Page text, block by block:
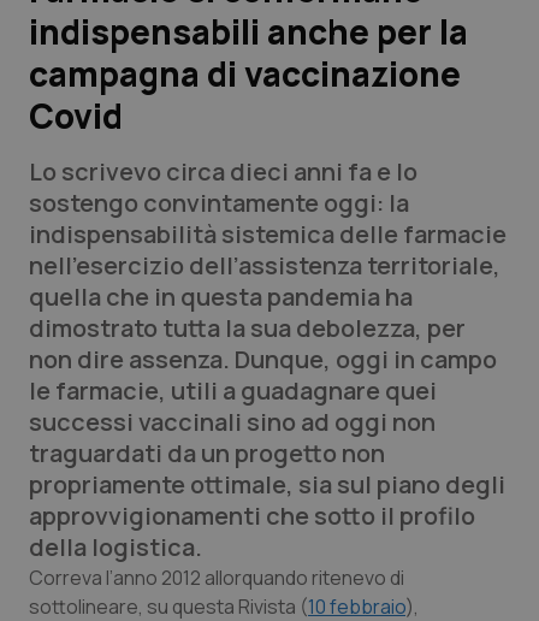
Scienza e Farmaci
Studi e Analisi
Lettere al direttore
Edizioni Regionali
QS Pro
Professionisti Sanitari.AI
Abruzzo
Basilicata
Calabria
Campania
QS Pro Gold
Artrite & artrosi
Asma & BPCO
Car-T
QS Club Newsletter
indispensabili anche per la
campagna di vaccinazione
Covid
Lo scrivevo circa dieci anni fa e lo
sostengo convintamente oggi: la
indispensabilità sistemica delle farmacie
nell’esercizio dell’assistenza territoriale,
quella che in questa pandemia ha
dimostrato tutta la sua debolezza, per
non dire assenza. Dunque, oggi in campo
le farmacie, utili a guadagnare quei
successi vaccinali sino ad oggi non
traguardati da un progetto non
propriamente ottimale, sia sul piano degli
approvvigionamenti che sotto il profilo
della logistica.
Correva l’anno 2012 allorquando ritenevo di
sottolineare, su questa Rivista (10 febbraio),